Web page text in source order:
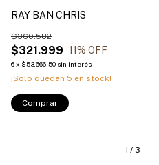
RAY BAN CHRIS
$321.999
$360.582
11% OFF
6x $53.666,50 sin interés
¡Solo quedan 5 en stock!
Comprar
1 / 3